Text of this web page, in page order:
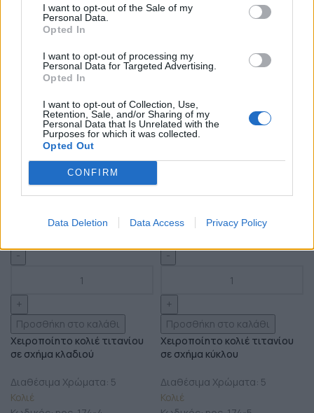
I want to opt-out of the Sale of my
Personal Data.
Opted In
I want to opt-out of processing my
Personal Data for Targeted Advertising.
Opted In
I want to opt-out of Collection, Use,
Retention, Sale, and/or Sharing of my
Personal Data that Is Unrelated with the
Purposes for which it was collected.
Opted Out
CONFIRM
Data Deletion Data Access Privacy Policy
Σύνδεση για να δείτε τις τιμές
ΧΡΏΜΑ
Προσθήκη στο καλάθι
Χειροποίητο κολιέ τιτανίου
σε σχήμα κλαδιού
Διαθέσιμα Χρώματα: 5
Κολιέ
Προσθήκη στο καλάθι
Χειροποίητο κολιέ τιτανίου
σε σχήμα κύκλου
Διαθέσιμα Χρώματα: 5
Κολιέ